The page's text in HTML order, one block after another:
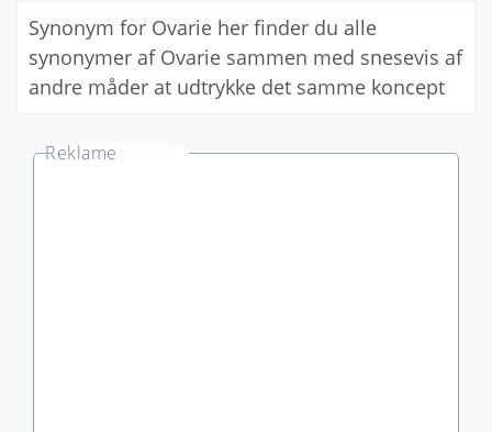
Synonym for Ovarie her finder du alle
synonymer af Ovarie sammen med snesevis af
andre måder at udtrykke det samme koncept